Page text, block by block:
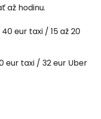
až hodinu.
eur taxi / 15 až 20
eur taxi / 32 eur Uber